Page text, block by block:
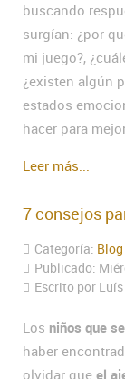
buscando
surgían: ¿por
mi juego?,
¿existen algún
estados
hacer para
Leer más...
7 consejos
Categoría: Blog
Publicado:
Escrito por
Los niños que
haber
olvidar que el